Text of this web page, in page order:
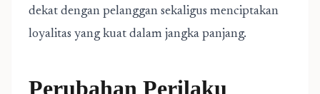
dekat dengan pelanggan sekaligus menciptakan
loyalitas yang kuat dalam jangka panjang.
Perubahan Perilaku